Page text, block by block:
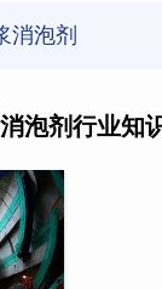
消泡剂
泡剂行业知